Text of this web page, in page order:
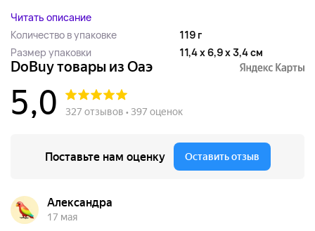
Читать описание
Количество в упаковке
119 г
Размер упаковки
11,4 x 6,9 x 3,4 см